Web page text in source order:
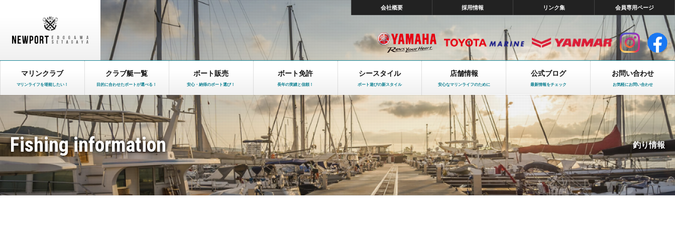
会社概要 採用情報 リンク集 会員専用ページ
マリンクラブ
マリンライフを堪能したい！
クラブ艇一覧
目的に合わせたボートが選べる！
ボート販売
安心・納得のボート選び！
ボート免許
長年の実績と信頼！
シースタイル
ボート遊びの新スタイル
店舗情報
安心なマリンライフのために
公式ブログ
最新情報をチェック
お問い合わせ
お気軽にお問い合わせ
Fishing information 釣り情報